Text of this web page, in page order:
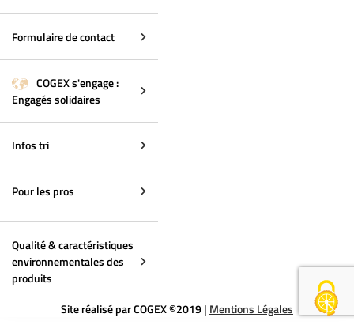
Formulaire de contact
COGEX s'engage :
Engagés solidaires
Infos tri
Pour les pros
Qualité & caractéristiques
environnementales des
produits
Site réalisé par COGEX ©2019 | Mentions Légales